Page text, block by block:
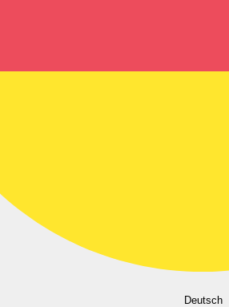
Deutsch